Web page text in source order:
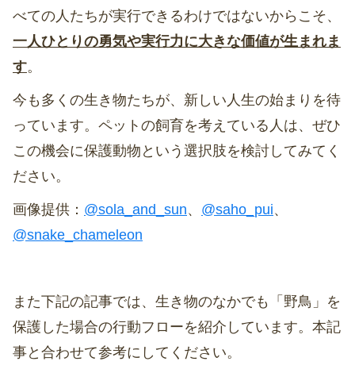
べての人たちが実行できるわけではないからこそ、
一人ひとりの勇気や実行力に大きな価値が生まれま
す。
今も多くの生き物たちが、新しい人生の始まりを待
っています。ペットの飼育を考えている人は、ぜひ
この機会に保護動物という選択肢を検討してみてく
ださい。
画像提供： @sola_and_sun、 @saho_pui、
@snake_chameleon
また下記の記事では、生き物のなかでも「野鳥」を
保護した場合の行動フローを紹介しています。本記
事と合わせて参考にしてください。